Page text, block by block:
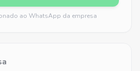
ao WhatsApp da empresa